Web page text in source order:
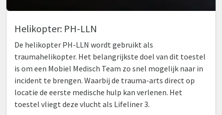
Helikopter: PH-LLN
De helikopter PH-LLN wordt gebruikt als
traumahelikopter. Het belangrijkste doel van dit toestel
is om een Mobiel Medisch Team zo snel mogelijk naar in
incident te brengen. Waarbij de trauma-arts direct op
locatie de eerste medische hulp kan verlenen. Het
toestel vliegt deze vlucht als Lifeliner 3.